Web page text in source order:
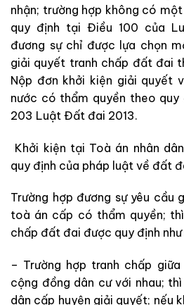
nhận; trường hợp không có
quy định tại Điều 100 của
đương sự chỉ được lựa chọn
giải quyết tranh chấp đất đai
Nộp đơn khởi kiện giải quyết
nước có thẩm quyền theo
203 Luật Đất đai 2013.
Khởi kiện tại Toà án nhân
quy định của pháp luật về đất
Trường hợp đương sự yêu cầu
toà án cấp có thẩm quyền;
chấp đất đai được quy định như
– Trường hợp tranh chấp
cộng đồng dân cư với nhau;
dân cấp huyện giải quyết; nếu